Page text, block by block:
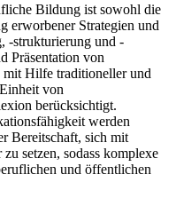
Bildung ist sowohl die
erworbener Strategien und
-strukturierung und -
Präsentation von
mit Hilfe traditioneller und
von
berücksichtigt.
werden
Bereitschaft, sich mit
setzen, sodass komplexe
und öffentlichen